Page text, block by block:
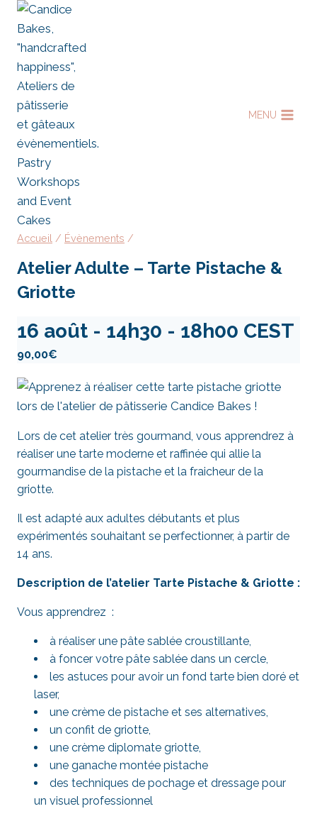
Aller
contenu
MENU
Accueil / Évènements /
Atelier Adulte – Tarte Pistache &
Griotte
16 août - 14h30 - 18h00 CEST
90,00€
Lors de cet atelier très gourmand, vous apprendrez à
réaliser une tarte moderne et raffinée qui allie la
gourmandise de la pistache et la fraicheur de la
griotte.
Il est adapté aux adultes débutants et plus
expérimentés souhaitant se perfectionner, à partir de
14 ans.
Description de l’atelier Tarte Pistache & Griotte :
Vous apprendrez :
à réaliser une pâte sablée croustillante,
à foncer votre pâte sablée dans un cercle,
les astuces pour avoir un fond tarte bien doré et
laser,
une crème de pistache et ses alternatives,
un confit de griotte,
une crème diplomate griotte,
une ganache montée pistache
des techniques de pochage et dressage pour
un visuel professionnel